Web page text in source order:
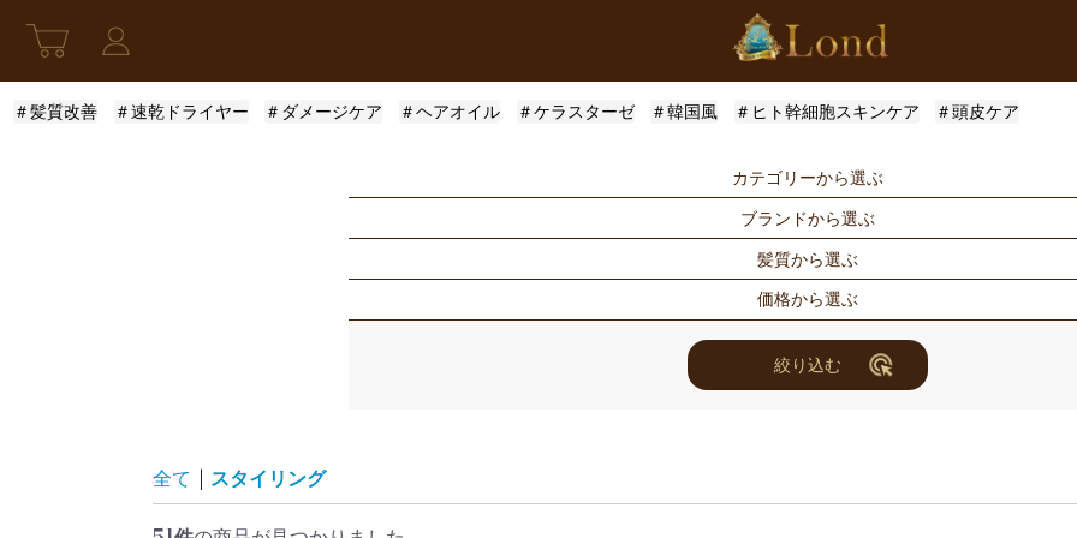
＃髪質改善 ＃速乾ドライヤー ＃ダメージケア ＃ヘアオイル ＃ケラスターゼ ＃韓国風 ＃ヒト幹細胞スキンケア ＃頭皮ケア
カテゴリーから選ぶ
新発売 シャンプー
トリートメ
アウトバストリートメント
ドライヤー・ヘアアイロン
スタイリング
スキンケア
for Men
メンズスタ
ヘアアレンジ
セット商品
ブランドから選ぶ
指定なし Londオリジナル
ケラスターゼ
モロッカンオイル
ルベル
アリミノ
ナンバースリー
髪質から選ぶ
ふんわり ハリ・コシ
ウェット
ツヤ
価格から選ぶ
〜3000円 絞り込む
全て | スタイリング